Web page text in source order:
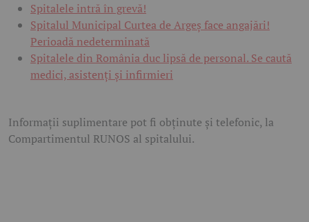
Spitalele intră în grevă!
Spitalul Municipal Curtea de Argeș face angajări!
Perioadă nedeterminată
Spitalele din România duc lipsă de personal. Se caută
medici, asistenți și infirmieri
Informații suplimentare pot fi obținute și telefonic, la
Compartimentul RUNOS al spitalului.